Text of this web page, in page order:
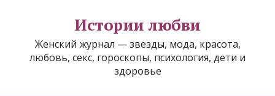
Истории любви
Женский журнал — звезды, мода, красота,
любовь, секс, гороскопы, психология, дети и
здоровье